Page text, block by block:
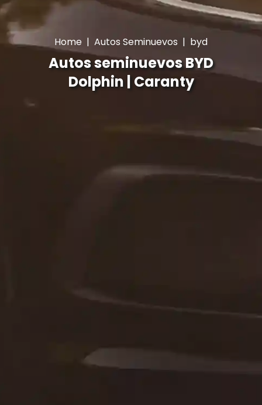
Home | Autos Seminuevos | byd
Autos seminuevos BYD
Dolphin | Caranty